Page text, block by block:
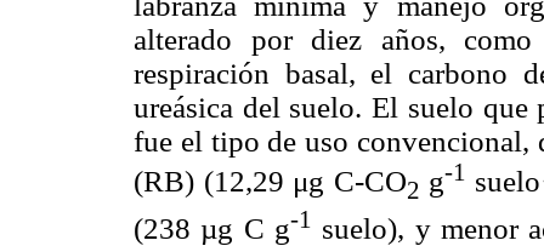
alterado por diez años,
respiración basal, el carbono
ureásica del suelo. El suelo que
fue el tipo de uso convencional,
(RB) (12,29 μg C-CO2 g-1
(238 µg C g-1 suelo), y menor